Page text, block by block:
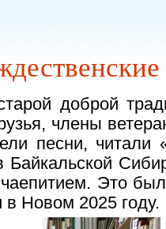
доброй
члены
песни,
Байкальской
Это
Новом 2025 году.